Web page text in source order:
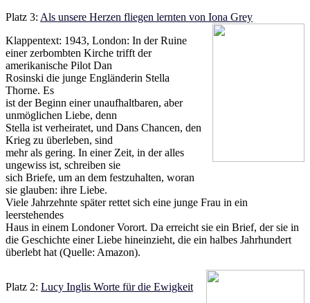
Platz 3: Als unsere Herzen fliegen lernten von Iona Grey
Klappentext: 1943, London: In der Ruine
einer zerbombten Kirche trifft der
amerikanische Pilot Dan
Rosinski die junge Engländerin Stella
Thorne. Es
ist der Beginn einer unaufhaltbaren, aber
unmöglichen Liebe, denn
Stella ist verheiratet, und Dans Chancen, den
Krieg zu überleben, sind
mehr als gering. In einer Zeit, in der alles
ungewiss ist, schreiben sie
sich Briefe, um an dem festzuhalten, woran
sie glauben: ihre Liebe.
Viele Jahrzehnte später rettet sich eine junge Frau in ein
leerstehendes
Haus in einem Londoner Vorort. Da erreicht sie ein Brief, der sie in
die Geschichte einer Liebe hineinzieht, die ein halbes Jahrhundert
überlebt hat (Quelle: Amazon).
Platz 2: Lucy Inglis Worte für die Ewigkeit